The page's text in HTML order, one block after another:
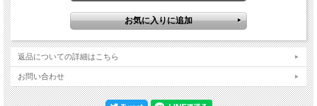
返品についての詳細はこちら
お問い合わせ